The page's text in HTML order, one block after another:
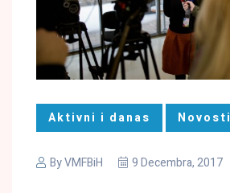
Aktivni i danas Novosti
ByVMFBiH 9 Decembra, 2017